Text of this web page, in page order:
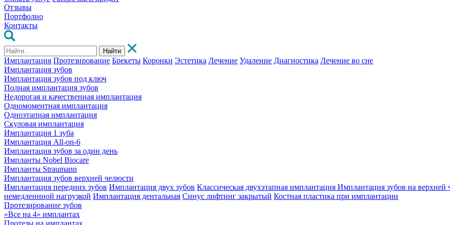
Отзывы
Портфолио
Контакты
Найти
Имплантация Протезирование Брекеты Коронки Эстетика Лечение Удаление Диагностика Лечение во сне
Имплантация зубов
Имплантация зубов под ключ
Полная имплантация зубов
Недорогая и качественная имплантация
Одномоментная имплантация
Одноэтапная имплантация
Скуловая имплантация
Имплантация 1 зуба
Имплантация All-on-6
Имплантация зубов за один день
Импланты Nobel Biocare
Импланты Straumann
Имплантация зубов верхней челюсти
Имплантация передних зубов Имплантация двух зубов Классическая двухэтапная имплантация Имплантация зубов на верхней
немедленнной нагрузкой Имплантация дентальная Синус лифтинг закрытый Костная пластика при имплантации
Протезирование зубов
«Все на 4» имплантах
Протезы на имплантах